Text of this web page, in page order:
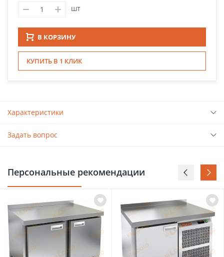
шт
В КОРЗИНУ
КУПИТЬ В 1 КЛИК
Характеристики
Задать вопрос
Персональные рекомендации